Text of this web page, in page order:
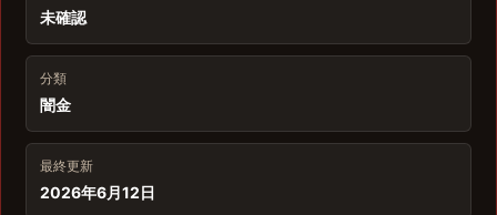
未確認
分類
闇金
最終更新
2026年6月12日